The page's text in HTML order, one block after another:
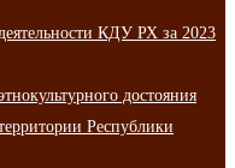
КДУ РХ за 2023
достояния
Республики